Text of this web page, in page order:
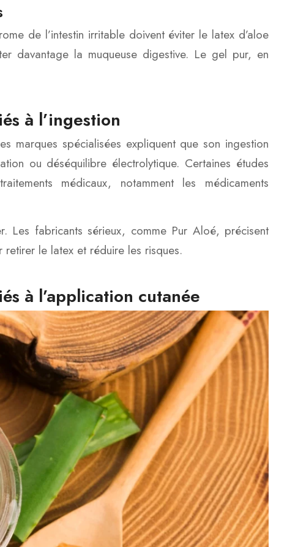
de l’intestin irritable doivent éviter le latex d’aloe
davantage la muqueuse digestive. Le gel pur, en
à l’ingestion
marques spécialisées expliquent que son ingestion
ou déséquilibre électrolytique. Certaines études
médicaux, notamment les médicaments
Les fabricants sérieux, comme Pur Aloé, précisent
le latex et réduire les risques.
à l’application cutanée